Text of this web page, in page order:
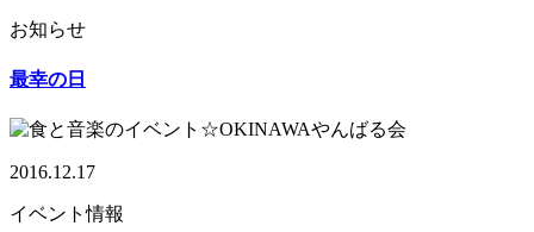
お知らせ
最幸の日
2016.12.17
イベント情報